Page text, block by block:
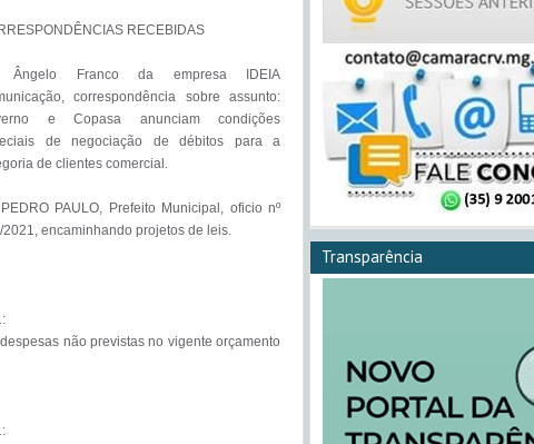
RECEBIDAS
Ângelo Franco da empresa IDEIA
correspondência sobre assunto:
e Copasa anunciam condições
de negociação de débitos para a
de clientes comercial.
PAULO, Prefeito Municipal, oficio nº
2021, encaminhando projetos de leis.
não previstas no vigente orçamento
Transparência